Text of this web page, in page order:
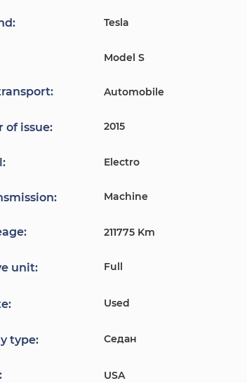
Tesla
Model S
Automobile
of issue: 2015
Electro
Machine
211775 Km
unit: Full
Used
type: Седан
USA